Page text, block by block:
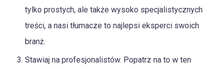
tylko prostych, ale także wysoko specjalistycznych
treści, a nasi tłumacze to najlepsi eksperci swoich
branż.
Stawiaj na profesjonalistów. Popatrz na to w ten